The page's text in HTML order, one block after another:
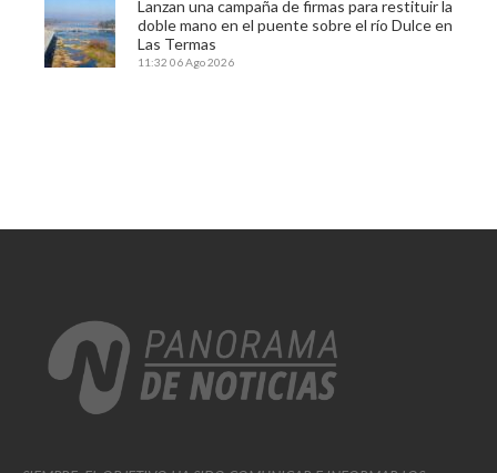
Lanzan una campaña de firmas para restituir la
doble mano en el puente sobre el río Dulce en
Las Termas
11:32 06 Ago 2026